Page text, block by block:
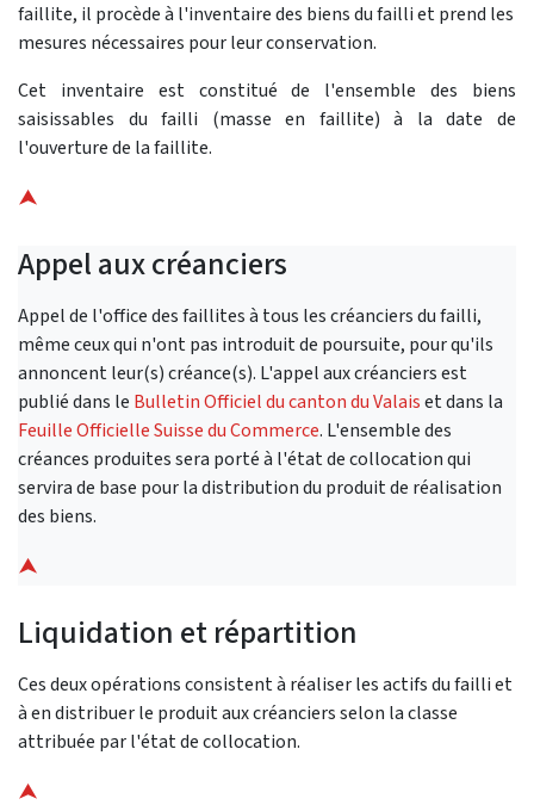
faillite, il procède à l'inventaire des biens du failli et prend les
mesures nécessaires pour leur conservation.
Cet inventaire est constitué de l'ensemble des biens
saisissables du failli (masse en faillite) à la date de
l'ouverture de la faillite.
⮝
Appel aux créanciers
Appel de l'office des faillites à tous les créanciers du failli,
même ceux qui n'ont pas introduit de poursuite, pour qu'ils
annoncent leur(s) créance(s). L'appel aux créanciers est
publié dans le Bulletin Officiel du canton du Valaiset dans la
Feuille Officielle Suisse du Commerce. L'ensemble des
créances produites sera porté à l'état de collocation qui
servira de base pour la distribution du produit de réalisation
des biens.
⮝
Liquidation et répartition
Ces deux opérations consistent à réaliser les actifs du failli et
à en distribuer le produit aux créanciers selon la classe
attribuée par l'état de collocation.
⮝